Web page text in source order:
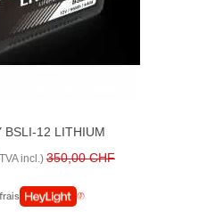
BSLI-12 LITHIUM
incl.) 350,00 CHF